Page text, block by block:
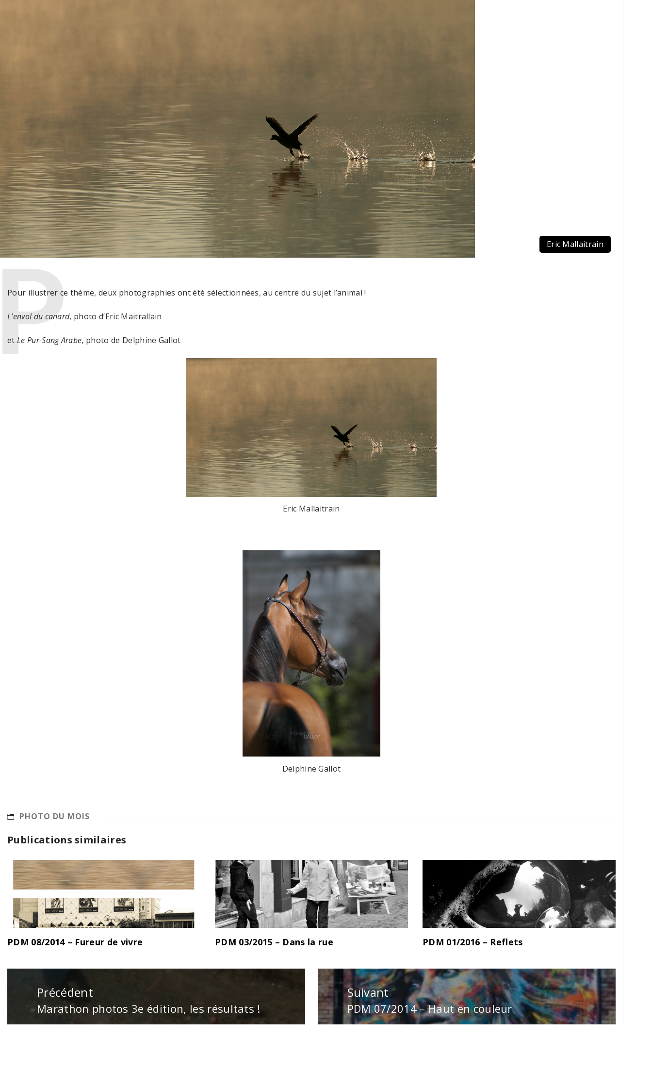
Eric Mallaitrain
Pour illustrer ce thème, deux photographies ont été sélectionnées, au centre du sujet l’animal !
L’envol du canard, photo d’Eric Maitrallain
et Le Pur-Sang Arabe, photo de Delphine Gallot
Eric Mallaitrain
Delphine Gallot
PHOTO DU MOIS
Publications similaires
PDM 08/2014 – Fureur de vivre PDM 03/2015 – Dans la rue PDM 01/2016 – Reflets
l’article
Précédent
Publication
précédente
Marathon photos 3e édition, les résultats !
Suivant
Publication
suivante
PDM 07/2014 – Haut en couleur